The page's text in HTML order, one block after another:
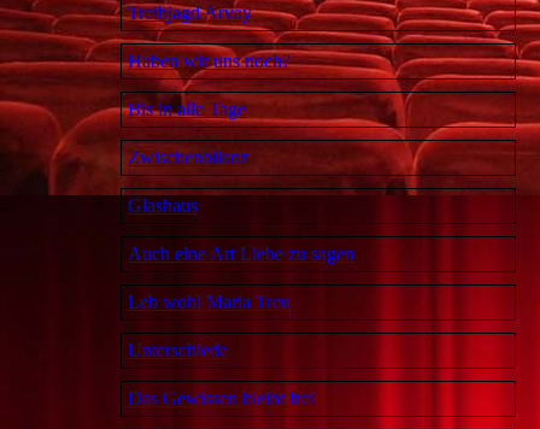
Treibjagd Arvay
Haben wir uns noch?
Bis in alle Tage
Zwischenbilanz
Glashaus
Auch eine Art Liebe zu sagen
Leb wohl Maria Treu
Unterschiede
Das Gewissen bleibt frei